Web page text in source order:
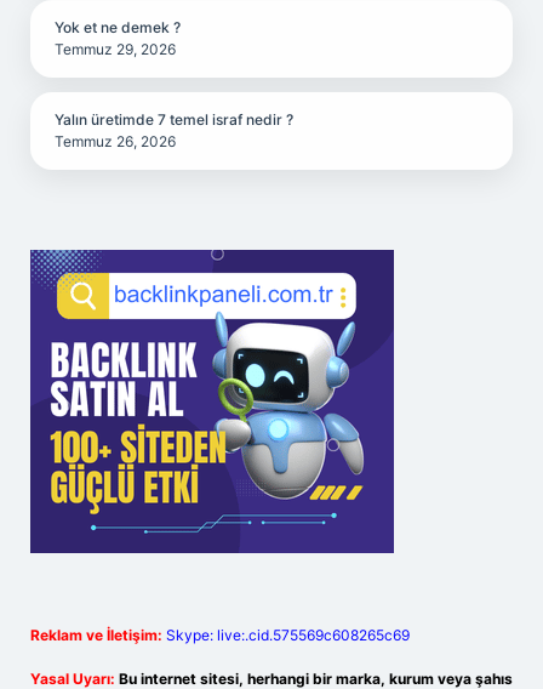
Yok et ne demek ?
Temmuz 29, 2026
Yalın üretimde 7 temel israf nedir ?
Temmuz 26, 2026
Reklam ve İletişim: Skype: live:.cid.575569c608265c69
Yasal Uyarı: Bu internet sitesi, herhangi bir marka, kurum veya şahıs